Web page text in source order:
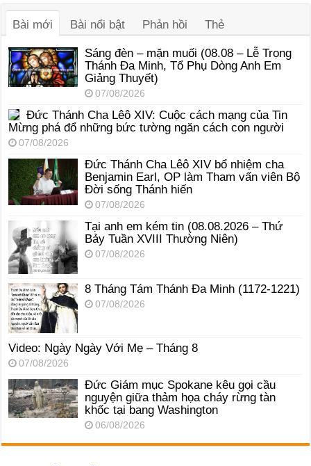
Bài mới
Bài nổi bật Phản hồi Thẻ
Sáng đèn – mặn muối (08.08 – Lễ Trọng
Thánh Đa Minh, Tổ Phụ Dòng Anh Em
Giảng Thuyết)
07/08/2026
Đức Thánh Cha Lêô XIV: Cuộc cách mạng của Tin
Mừng phá đổ những bức tường ngăn cách con người
07/08/2026
Đức Thánh Cha Lêô XIV bổ nhiệm cha
Benjamin Earl, OP làm Tham vấn viên Bộ
Đời sống Thánh hiến
07/08/2026
Tại anh em kém tin (08.08.2026 – Thứ
Bảy Tuần XVIII Thường Niên)
07/08/2026
8 Tháng Tám Thánh Ða Minh (1172-1221)
07/08/2026
Video: Ngày Ngày Với Mẹ – Tháng 8
07/08/2026
Đức Giám mục Spokane kêu gọi cầu
nguyện giữa thảm họa cháy rừng tàn
khốc tại bang Washington
06/08/2026